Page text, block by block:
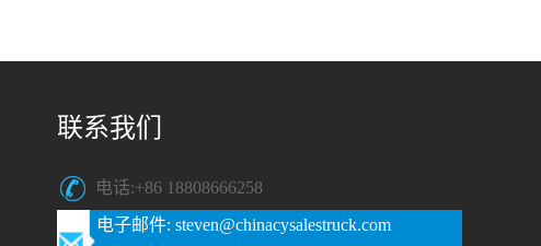
联系我们
电话:+86 18808666258
电子邮件: steven@chinacysalestruck.com